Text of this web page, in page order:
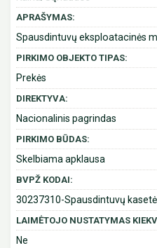
APRAŠYMAS:
Spausdintuvų eksploatacinės
PIRKIMO OBJEKTO TIPAS:
Prekės
DIREKTYVA:
Nacionalinis pagrindas
PIRKIMO BŪDAS:
Skelbiama apklausa
BVPŽ KODAI:
30237310-Spausdintuvų
LAIMĖTOJO NUSTATYMAS
Ne